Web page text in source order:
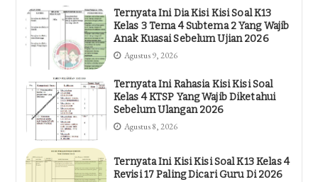
Ternyata Ini Dia Kisi Kisi Soal K13
Kelas 3 Tema 4 Subtema 2 Yang Wajib
Anak Kuasai Sebelum Ujian 2026
Agustus 9, 2026
Ternyata Ini Rahasia Kisi Kisi Soal
Kelas 4 KTSP Yang Wajib Diketahui
Sebelum Ulangan 2026
Agustus 8, 2026
Ternyata Ini Kisi Kisi Soal K13 Kelas 4
Revisi 17 Paling Dicari Guru Di 2026